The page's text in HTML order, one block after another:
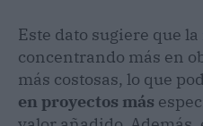
Este dato sugiere que la
concentrando más en
más costosas, lo que
en proyectos más